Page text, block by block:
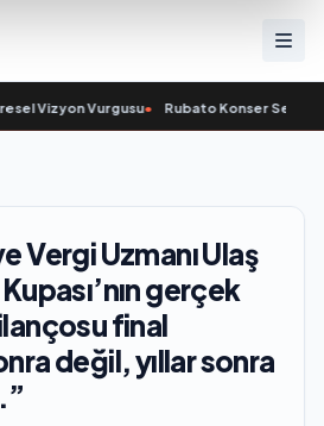
Vurgusu• Rubato Konser Serisi
Vergi Uzmanı Ulaş
gerçek
final
değil, yıllar sonra